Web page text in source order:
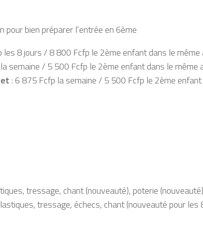
bien préparer l’entrée en 6ème
les 8 jours / 8 800 Fcfp le 2ème enfant dans le même
semaine / 5 500 Fcfp le 2ème enfant dans le même
: 6 875 Fcfp la semaine / 5 500 Fcfp le 2ème
tressage, chant (nouveauté), poterie (nouveauté)
tressage, échecs, chant (nouveauté pour